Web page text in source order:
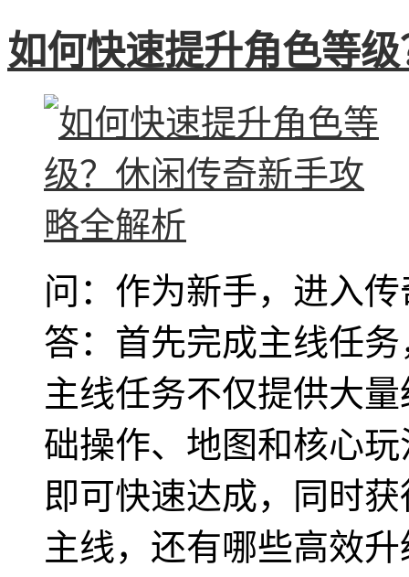
如何快速提升角色等
问：作为新手，进入
答：首先完成主线任
主线任务不仅提供大
础操作、地图和核心
即可快速达成，同时
主线，还有哪些高效